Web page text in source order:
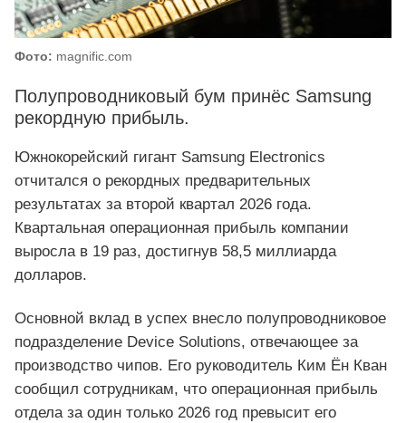
Фото: magnific.com
Полупроводниковый бум принёс Samsung
рекордную прибыль.
Южнокорейский гигант Samsung Electronics
отчитался о рекордных предварительных
результатах за второй квартал 2026 года.
Квартальная операционная прибыль компании
выросла в 19 раз, достигнув 58,5 миллиарда
долларов.
Основной вклад в успех внесло полупроводниковое
подразделение Device Solutions, отвечающее за
производство чипов. Его руководитель Ким Ён Кван
сообщил сотрудникам, что операционная прибыль
отдела за один только 2026 год превысит его